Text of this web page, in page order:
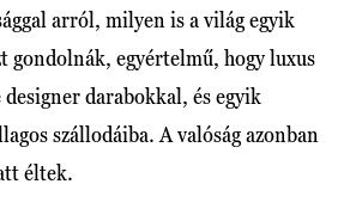
arról, milyen is a világ egyik
gondolnák, egyértelmű, hogy luxus
darabokkal, és egyik
szállodáiba. A valóság azonban
éltek.